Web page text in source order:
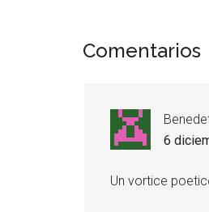
Comentarios
6
Un vortice